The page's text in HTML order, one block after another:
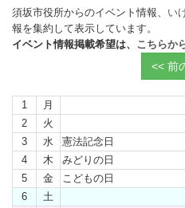
須坂市役所からのイベント情報、 い
報を集約して表示しています。
イベント情報掲載希望は、 こちらか
<< 前
1
月
2
火
3
水
憲法記念日
4
木
みどりの日
5
金
こどもの日
6
土